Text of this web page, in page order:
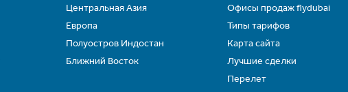
Центральная Азия
Европа
Полуостров Индостан
Ближний Восток
Офисы продаж flydubai
Типы тарифов
Карта сайта
Лучшие сделки
Перелет